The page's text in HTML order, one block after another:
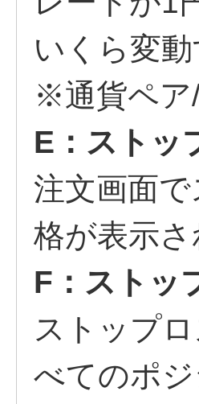
いくら変
※通貨ペア
E：ストッ
注文画面
格が表示さ
F：ストッ
ストップ
べてのポ